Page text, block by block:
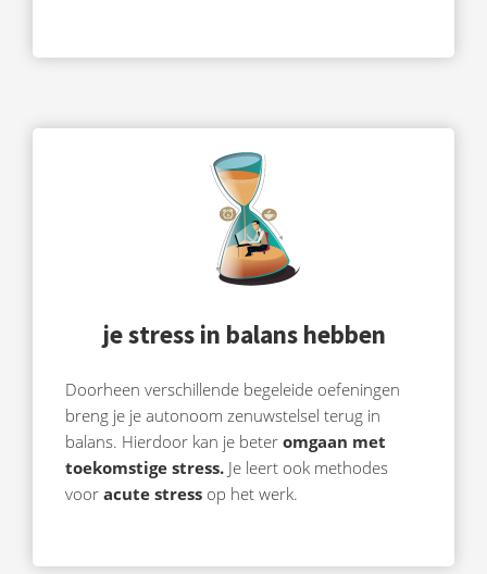
je stress in balans hebben
Doorheen verschillende begeleide oefeningen
breng je je autonoom zenuwstelsel terug in
balans. Hierdoor kan je beter omgaan met
toekomstige stress. Je leert ook methodes
voor acute stress op het werk.